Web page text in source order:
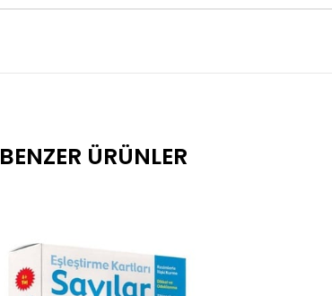
BENZER ÜRÜNLER